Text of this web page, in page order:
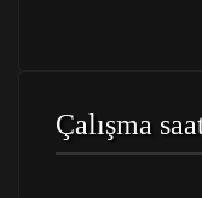
Çalışma